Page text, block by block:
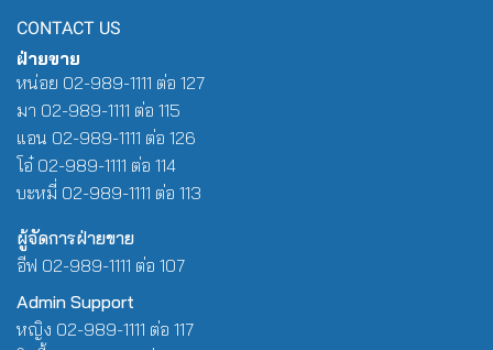
CONTACT US
ฝ่ายขาย
หน่อย 02-989-1111 ต่อ 127
มา 02-989-1111 ต่อ 115
แอน 02-989-1111 ต่อ 126
โอ๋ 02-989-1111 ต่อ 114
บะหมี่ 02-989-1111 ต่อ 113
ผู้จัดการฝ่ายขาย
อีฟ 02-989-1111 ต่อ 107
Admin Support
หญิง 02-989-1111 ต่อ 117